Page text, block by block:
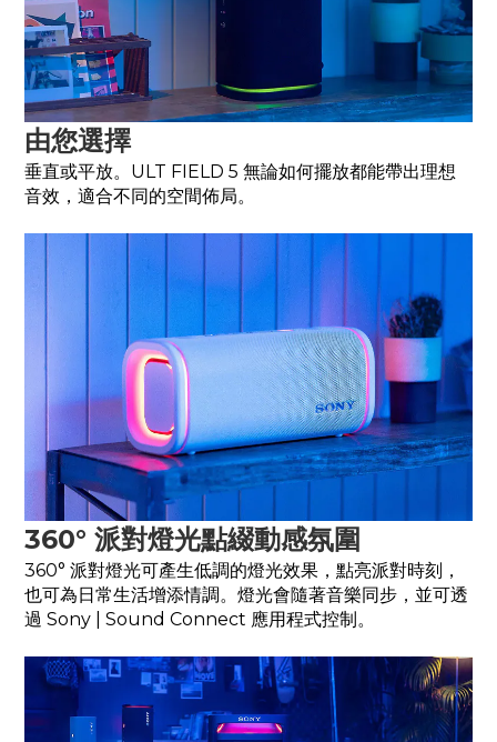
由您選擇
垂直或平放。ULT FIELD 5 無論如何擺放都能帶出理想
音效，適合不同的空間佈局。
360° 派對燈光點綴動感氛圍
360° 派對燈光可產生低調的燈光效果，點亮派對時刻，
也可為日常生活增添情調。燈光會隨著音樂同步，並可透
過 ​Sony | Sound Connect 應用程式控制。